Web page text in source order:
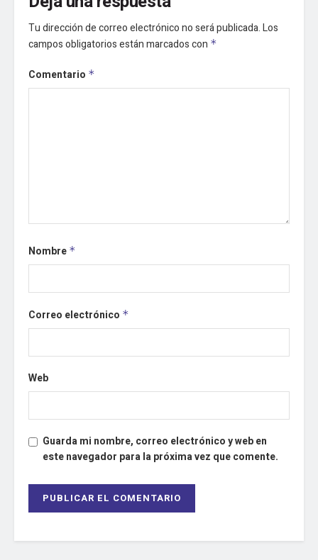
Tu dirección de correo electrónico no será publicada.Los
campos obligatorios están marcados con *
Comentario *
Nombre *
Correo electrónico *
Web
Guarda mi nombre, correo electrónico y web en
este navegador para la próxima vez que comente.